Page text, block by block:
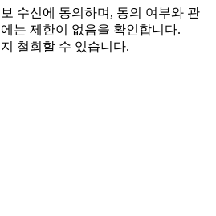
수신에 동의하며, 동의 여부와 관
는 제한이 없음을 확인합니다.
철회할 수 있습니다.